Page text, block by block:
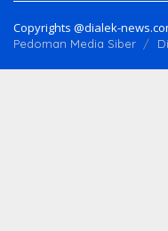
Copyrights @dialek-
Pedoman Media Siber